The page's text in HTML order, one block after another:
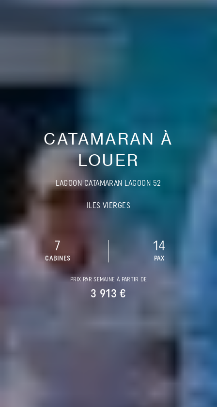
CATAMARAN À
LOUER
LAGOON CATAMARAN LAGOON 52
ILES VIERGES
7
CABINES
14
PAX
PRIX PAR SEMAINE À PARTIR DE
3 913 €